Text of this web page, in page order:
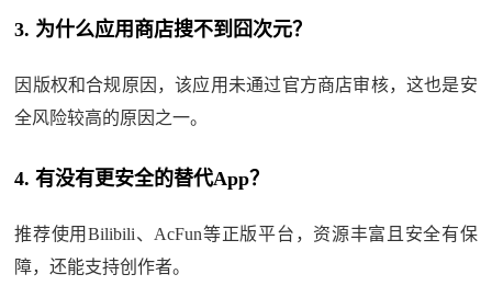
3. 为什么应用商店搜不到囧次元？
因版权和合规原因，该应用未通过官方商店审核，这也是安
全风险较高的原因之一。
4. 有没有更安全的替代App？
推荐使用Bilibili、AcFun等正版平台，资源丰富且安全有保
障，还能支持创作者。